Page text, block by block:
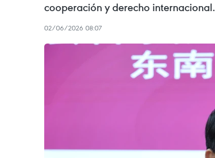
cooperación y derecho internacional.
02/06/2026 08:07